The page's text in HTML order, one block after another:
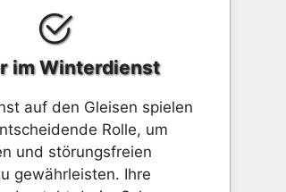
im Winterdienst
auf den Gleisen spielen
Rolle, um
und störungsfreien
gewährleisten. Ihre